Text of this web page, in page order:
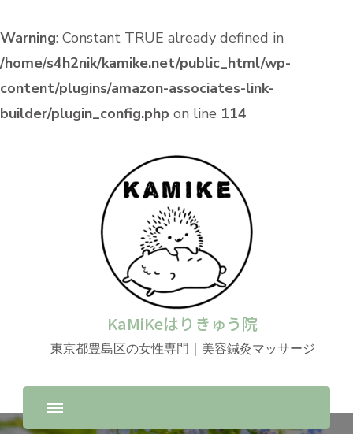
Warning: Constant TRUE already defined in
/home/s4h2nik/kamike.net/public_html/wp-
content/plugins/amazon-associates-link-
builder/plugin_config.php on line 114
KaMiKeはりきゅう院
東京都豊島区の女性専門｜美容鍼灸マッサージ